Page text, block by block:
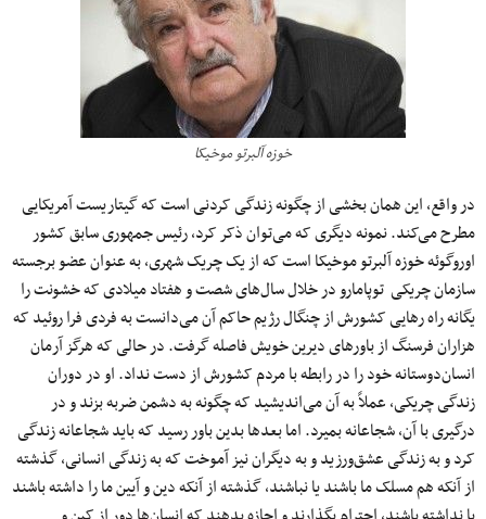
خوزه آلبرتو موخیکا
در واقع، این همان بخشی از چگونه زندگی ‌کردنی ‌است که گیتاریست آمریکایی
مطرح می‌کند. نمونه‌ دیگری که می‌توان ذکر کرد، رئیس جمهوری سابق کشور
اوروگوئه خوزه آلبرتو موخیکا است که از یک چریک شهری، به عنوان عضو برجسته‌
سازمان چریکی توپامارو در خلال سال‌های شصت و هفتاد میلادی که خشونت را
یگانه راه رهایی کشورش از چنگال رژیم حاکم آن می‌دانست به فردی فرا روئید که
هزاران فرسنگ از باورهای دیرین خویش فاصله ‌گرفت. در حالی که هرگز آرمان
انسان‌دوستانه‌ خود را در رابطه با مردم کشورش از دست ‌نداد. او در دوران
زندگی چریکی، عملاً به آن می‌اندیشید که چگونه به دشمن ضربه بزند و در
درگیری با آن، شجاعانه بمیرد. اما بعدها بدین باور رسید که باید شجاعانه زندگی
‌کرد و به زندگی عشق‌ورزید و به دیگران نیز آموخت که به زندگی انسانی، گذشته
از آنکه هم مسلک ما باشند یا نباشند، گذشته از آنکه دین و آیین ما را داشته ‌باشند